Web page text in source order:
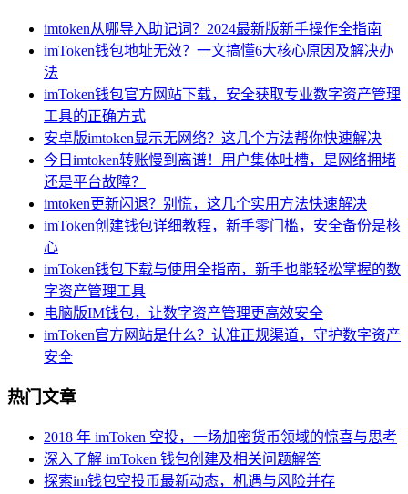
imtoken从哪导入助记词？2024最新版新手操作全指南
imToken钱包地址无效？一文搞懂6大核心原因及解决办
法
imToken钱包官方网站下载，安全获取专业数字资产管理
工具的正确方式
安卓版imtoken显示无网络？这几个方法帮你快速解决
今日imtoken转账慢到离谱！用户集体吐槽，是网络拥堵
还是平台故障？
imtoken更新闪退？别慌，这几个实用方法快速解决
imToken创建钱包详细教程，新手零门槛，安全备份是核
心
imToken钱包下载与使用全指南，新手也能轻松掌握的数
字资产管理工具
电脑版IM钱包，让数字资产管理更高效安全
imToken官方网站是什么？认准正规渠道，守护数字资产
安全
热门文章
2018 年 imToken 空投，一场加密货币领域的惊喜与思考
深入了解 imToken 钱包创建及相关问题解答
探索im钱包空投币最新动态，机遇与风险并存